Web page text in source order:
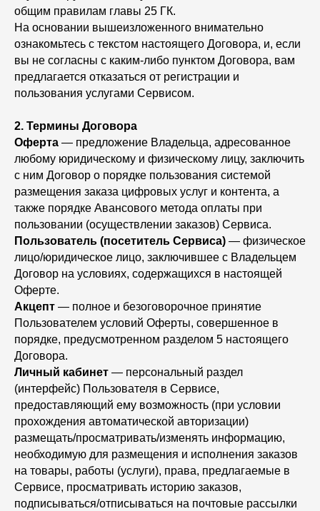
общим правилам главы 25 ГК.
На основании вышеизложенного внимательно
ознакомьтесь с текстом настоящего Договора, и, если
вы не согласны с каким-либо пунктом Договора, вам
предлагается отказаться от регистрации и
пользования услугами Сервисом.
2. Термины Договора
Оферта — предложение Владельца, адресованное
любому юридическому и физическому лицу, заключить
с ним Договор о порядке пользования системой
размещения заказа цифровых услуг и контента, а
также порядке Авансового метода оплаты при
пользовании (осуществлении заказов) Сервиса.
Пользователь (посетитель Сервиса) — физическое
лицо/юридическое лицо, заключившее с Владельцем
Договор на условиях, содержащихся в настоящей
Оферте.
Акцепт — полное и безоговорочное принятие
Пользователем условий Оферты, совершенное в
порядке, предусмотренном разделом 5 настоящего
Договора.
Личный кабинет — персональный раздел
(интерфейс) Пользователя в Сервисе,
предоставляющий ему возможность (при условии
прохождения автоматической авторизации)
размещать/просматривать/изменять информацию,
необходимую для размещения и исполнения заказов
на товары, работы (услуги), права, предлагаемые в
Сервисе, просматривать историю заказов,
подписываться/отписываться на почтовые рассылки